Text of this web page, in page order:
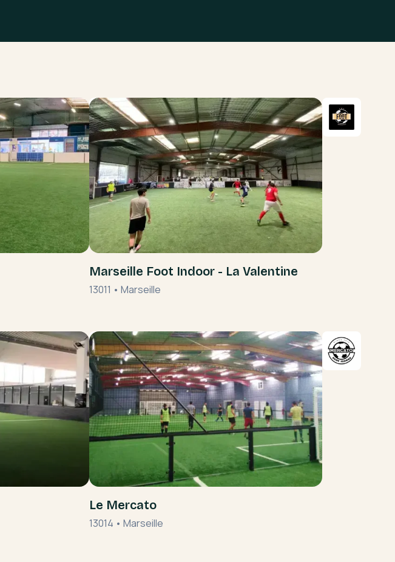
Marseille Foot Indoor - La Valentine
13011 • Marseille
Le Mercato
13014 • Marseille